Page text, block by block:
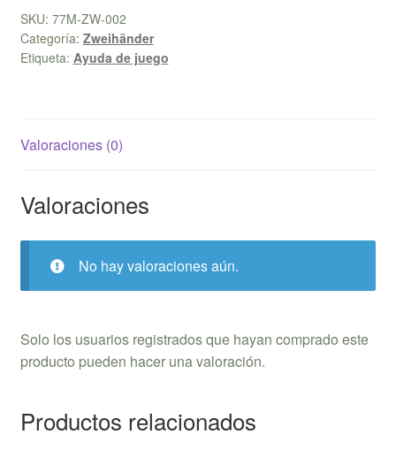
SKU: 77M-ZW-002
Categoría: Zweihänder
Etiqueta: Ayuda de juego
Valoraciones (0)
Valoraciones
No hay valoraciones aún.
Solo los usuarios registrados que hayan comprado este
producto pueden hacer una valoración.
Productos relacionados